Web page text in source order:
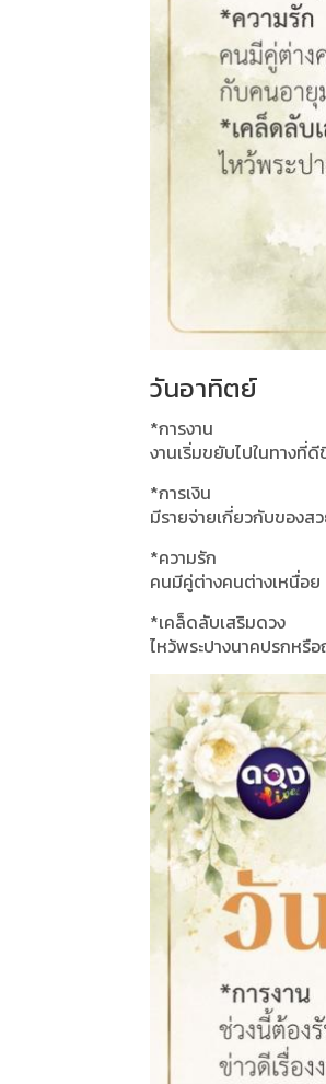
วันอาทิตย์
*การงาน
งานเริ่มขยับไปในทางที่
*การเงิน
มีรายจ่ายเกี่ยวกับของส
*ความรัก
คนมีคู่ต่างคนต่างเหนื่อ
*เคล็ดลับเสริมดวง
ไหว้พระปางนาคปรกหรื